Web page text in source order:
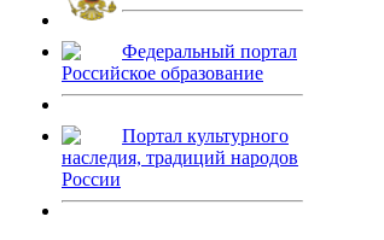
Федеральный портал
Российское образование
Портал культурного
наследия, традиций народов
России